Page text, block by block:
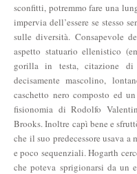
sconfitti, potremmo fare una
impervia dell’essere se stesso
sulle diversità. Consapevole
aspetto statuario ellenistico
gorilla in testa, citazione di
decisamente mascolino,
caschetto nero composto ed
fisionomia di Rodolfo
Brooks. Inoltre capì bene e
che il suo predecessore usava
e poco sequenziali. Hogarth
che poteva sprigionarsi da un